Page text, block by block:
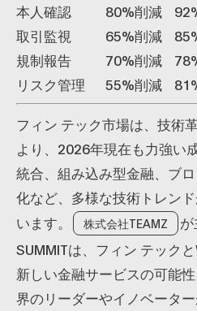
本人確認
80%削減
取引監視
65%削減
規制報告
70%削減
リスク管理
55%削減
フィン テック市場は、技術
より、2026年現在も力強い
統合、組み込み型金融、ブ
化など、多様な技術トレン
います。
株式会社TEAMZ
SUMMITは、フィン テック
新しい金融サービスの可能
界のリーダーやイノベータ